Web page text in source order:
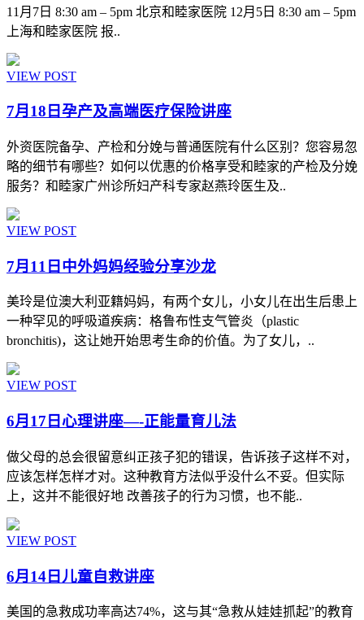
11月7日 8:30 am – 5pm 北京和睦家医院 12月5日 8:30 am – 5pm
上海和睦家医院 报..
VIEW POST
7月18日孕产及高端医疗保险讲座
外资医院备孕、产检和分娩与普通医院有什么区别？您容易忽
略的细节有哪些？如何以优惠的价格享受和睦家的产检及分娩
服务？和睦家广州诊所妇产科专家赵燕玲医生及..
VIEW POST
7月11日中外妈妈经验分享沙龙
美玲是位澳大利亚籍妈妈，有两个女儿，小女儿在出生后患上
一种罕见的呼吸道疾病：格鲁布性支气管炎（plastic
bronchitis)，这让她开始思考生命的价值。为了女儿，..
VIEW POST
6月17日心理讲座—-正能量育儿法
做父母的总会很留意纠正孩子犯的错误，告诉孩子这样不对，
应该怎样怎样才对。这种教育方法似乎没什么不妥。但实际
上，这并不能很好地 改善孩子的行为习惯，也不能..
VIEW POST
6月14日儿童自救讲座
美国的急救成功率高达74%，这与其“急救从娃娃抓起”的教育